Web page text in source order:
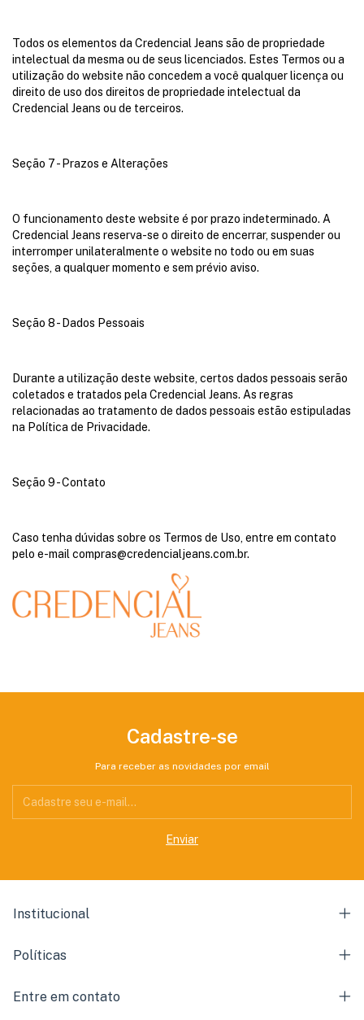
Todos os elementos da Credencial Jeans são de propriedade
intelectual da mesma ou de seus licenciados. Estes Termos ou a
utilização do website não concedem a você qualquer licença ou
direito de uso dos direitos de propriedade intelectual da
Credencial Jeans ou de terceiros.
Seção 7 - Prazos e Alterações
O funcionamento deste website é por prazo indeterminado. A
Credencial Jeans reserva-se o direito de encerrar, suspender ou
interromper unilateralmente o website no todo ou em suas
seções, a qualquer momento e sem prévio aviso.
Seção 8 - Dados Pessoais
Durante a utilização deste website, certos dados pessoais serão
coletados e tratados pela Credencial Jeans. As regras
relacionadas ao tratamento de dados pessoais estão estipuladas
na Política de Privacidade.
Seção 9 - Contato
Caso tenha dúvidas sobre os Termos de Uso, entre em contato
pelo e-mail compras@credencialjeans.com.br.
Cadastre-se
Para receber as novidades por email
Institucional
Políticas
Entre em contato